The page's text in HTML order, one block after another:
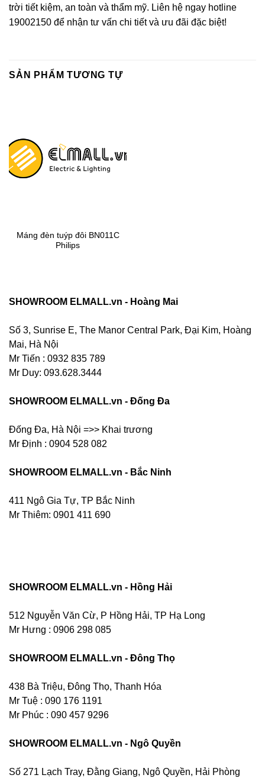
trời tiết kiệm, an toàn và thẩm mỹ. Liên hệ ngay hotline
19002150 để nhận tư vấn chi tiết và ưu đãi đặc biệt!
SẢN PHẨM TƯƠNG TỰ
Máng đèn tuýp đôi BN011C
Philips
SHOWROOM ELMALL.vn - Hoàng Mai
Số 3, Sunrise E, The Manor Central Park, Đại Kim, Hoàng
Mai, Hà Nội
Mr Tiến : 0932 835 789
Mr Duy: 093.628.3444
SHOWROOM ELMALL.vn - Đống Đa
Đống Đa, Hà Nội =>> Khai trương
Mr Định : 0904 528 082
SHOWROOM ELMALL.vn - Bắc Ninh
411 Ngô Gia Tự, TP Bắc Ninh
Mr Thiêm: 0901 411 690
SHOWROOM ELMALL.vn - Hồng Hải
512 Nguyễn Văn Cừ, P Hồng Hải, TP Hạ Long
Mr Hưng : 0906 298 085
SHOWROOM ELMALL.vn - Đông Thọ
438 Bà Triệu, Đông Thọ, Thanh Hóa
Mr Tuệ : 090 176 1191
Mr Phúc : 090 457 9296
SHOWROOM ELMALL.vn - Ngô Quyền
Số 271 Lạch Tray, Đằng Giang, Ngô Quyền, Hải Phòng